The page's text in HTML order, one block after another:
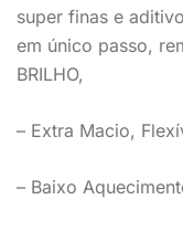
super finas e
em único passo,
BRILHO,
– Extra Macio,
– Baixo